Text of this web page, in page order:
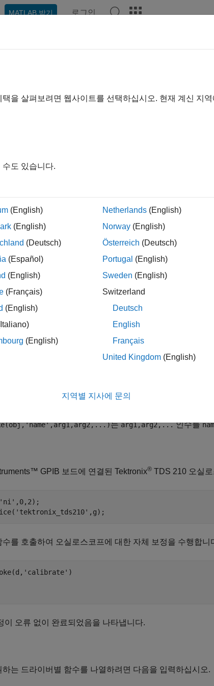
MATLAB 받기 로그인
계 번역을 사용하여 번역되었습니다. 영어 원문을 보려면
실행할 함수.
에 전달된 인수.
는arg1,arg2,...인수를
GPIB 보드에 연결된 Tektronix® TDS 210 오실
수를 호출하여 오실로스코프에 대한 자체 보정을 수행합니
이 오류 없이 완료되었음을 나타냅니다.
하는 드라이버별 함수를 나열하려면 다음을 입력하십시오.
을 살펴보려면 웹사이트를 선택하십시오. 현재 계신 지
도 있습니다.
(English)
(English)
(Deutsch)
(Español)
(English)
(Français)
(English)
(English)
Netherlands (English)
Norway (English)
Österreich (Deutsch)
Portugal (English)
Sweden (English)
Switzerland
Deutsch
English
Français
United Kingdom (English)
지역별 지사에 문의